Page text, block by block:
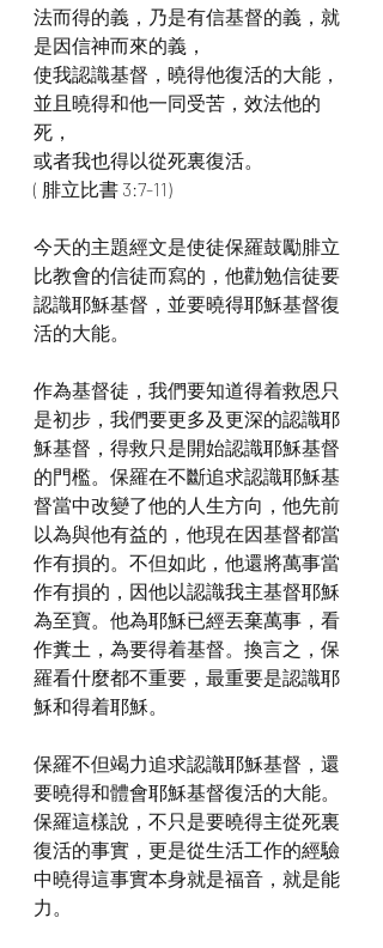
法而得的義，乃是有信基督的義，就
是因信神而來的義，
使我認識基督，曉得他復活的大能，
並且曉得和他一同受苦，效法他的
死，
或者我也得以從死裏復活。
( 腓立比書 3:7-11)
今天的主題經文是使徒保羅鼓勵腓立
比教會的信徒而寫的，他勸勉信徒要
認識耶穌基督，並要曉得耶穌基督復
活的大能。
作為基督徒，我們要知道得着救恩只
是初步，我們要更多及更深的認識耶
穌基督，得救只是開始認識耶穌基督
的門檻。保羅在不斷追求認識耶穌基
督當中改變了他的人生方向，他先前
以為與他有益的，他現在因基督都當
作有損的。不但如此，他還將萬事當
作有損的，因他以認識我主基督耶穌
為至寶。他為耶穌已經丟棄萬事，看
作糞土，為要得着基督。換言之，保
羅看什麼都不重要，最重要是認識耶
穌和得着耶穌。
保羅不但竭力追求認識耶穌基督，還
要曉得和體會耶穌基督復活的大能。
保羅這樣說，不只是要曉得主從死裏
復活的事實，更是從生活工作的經驗
中曉得這事實本身就是福音，就是能
力。